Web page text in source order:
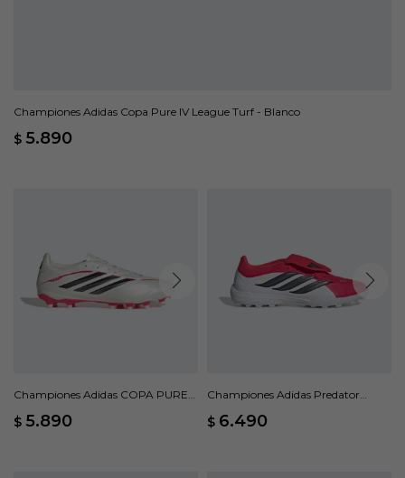
Championes Adidas Copa Pure IV League Turf - Blanco
$ 5.890
Championes Adidas COPA PURE
$ 5.890
Championes Adidas Predator
$ 6.490